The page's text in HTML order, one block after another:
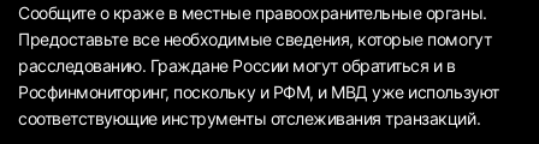
Сообщите о краже в местные правоохранительные органы.
Предоставьте все необходимые сведения, которые помогут
расследованию. Граждане России могут обратиться и в
Росфинмониторинг, поскольку и РФМ, и МВД уже используют
соответствующие инструменты отслеживания транзакций.